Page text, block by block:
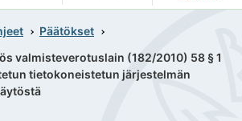
Päätökset
valmisteverotuslain (182/2010) 58 § 1
tietokoneistetun järjestelmän